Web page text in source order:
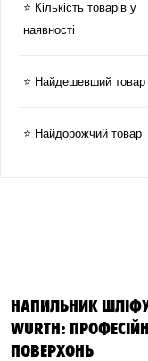
⭐ Кількість товарів у
наявності
⭐ Найдешевший товар
⭐ Найдорожчий товар
НАПИЛЬНИК
WURTH:
ПОВЕРХОНЬ